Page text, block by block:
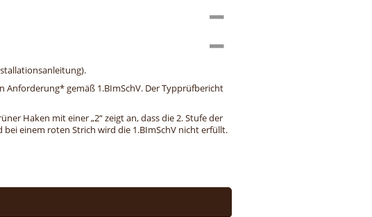
Anforderung* gemäß 1.BImSchV. Der Typprüfbericht
Haken mit einer „2“ zeigt an, dass die 2. Stufe der
einem roten Strich wird die 1.BImSchV nicht erfüllt.